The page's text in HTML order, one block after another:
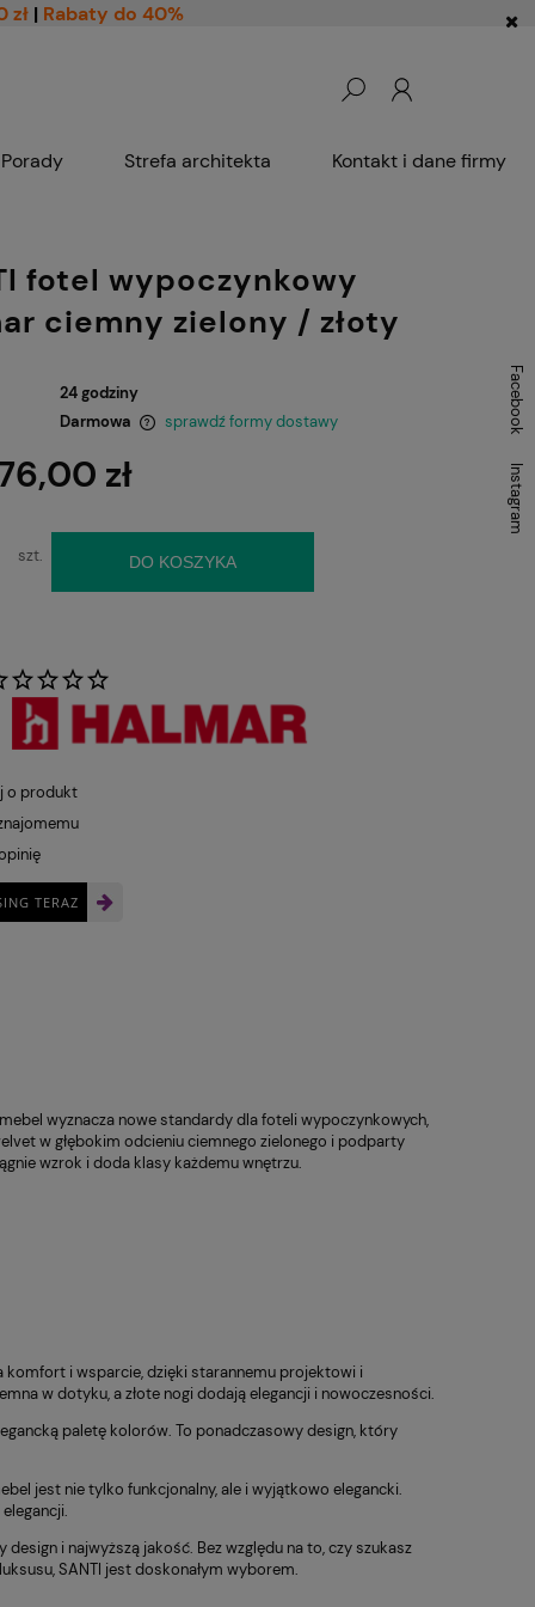
zł | Rabaty do 40%
Porady Strefa architekta Kontakt i dane firmy
398,00 zł
zł
Fotel Obrotowy Sitplus
ERGON 2 HB
1 030,00 zł
1 250,00 zł
fotel wypoczynkowy
ciemny zielony / złoty
24 godziny
Darmowa
kosztów
sprawdź formy dostawy
zł
szt. DO KOSZYKA
o produkt
TERAZ
wyznacza nowe standardy dla foteli wypoczynkowych,
w głębokim odcieniu ciemnego zielonego i podparty
wzrok i doda klasy każdemu wnętrzu.
komfort i wsparcie, dzięki starannemu projektowi i
w dotyku, a złote nogi dodają elegancji i nowoczesności.
paletę kolorów. To ponadczasowy design, który
jest nie tylko funkcjonalny, ale i wyjątkowo elegancki.
i najwyższą jakość. Bez względu na to, czy szukasz
SANTI jest doskonałym wyborem.
Facebook
Instagram